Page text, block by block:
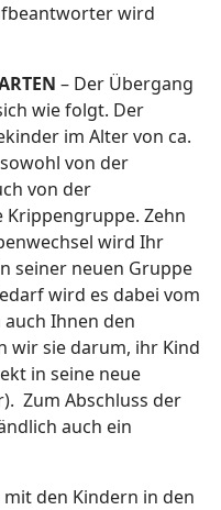
wird
– Der Übergang
wie folgt. Der
im Alter von ca.
von der
von der
Zehn
wird Ihr
seiner neuen Gruppe
wird es dabei vom
Ihnen den
wir sie darum, ihr Kind
in seine neue
Zum Abschluss der
auch ein
den Kindern in den